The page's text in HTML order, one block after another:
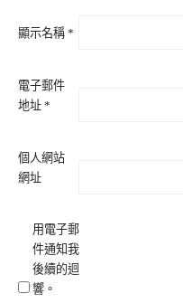
顯示名稱 *
電子郵件
地址 *
個人網站
網址
用電子郵
件通知我
後續的迴
響。